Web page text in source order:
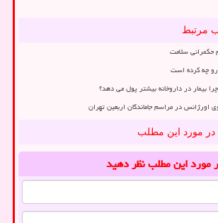
مرتبط
حکمرانی سلامت
چه کرده است
بیمار در داروخانه بیشتر پول می دهد؟
اورژانس در مراسم جاماندگان اربعین تهران
در مورد این مطلب
مورد این مطلبنظر دهید